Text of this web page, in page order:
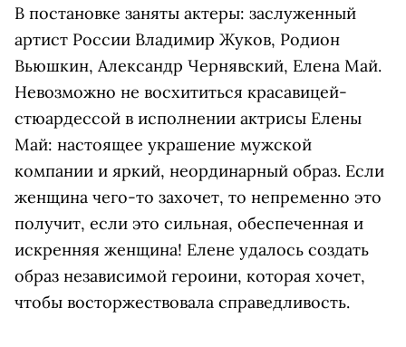
В постановке заняты актеры: заслуженный
артист России Владимир Жуков, Родион
Вьюшкин, Александр Чернявский, Елена Май.
Невозможно не восхититься красавицей-
стюардессой в исполнении актрисы Елены
Май: настоящее украшение мужской
компании и яркий, неординарный образ. Если
женщина чего-то захочет, то непременно это
получит, если это сильная, обеспеченная и
искренняя женщина! Елене удалось создать
образ независимой героини, которая хочет,
чтобы восторжествовала справедливость.